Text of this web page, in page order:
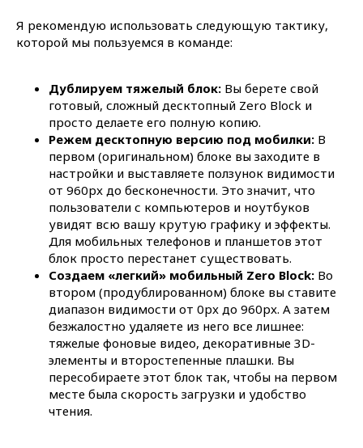
Я рекомендую использовать следующую тактику,
которой мы пользуемся в команде:
Дублируем тяжелый блок: Вы берете свой
готовый, сложный десктопный Zero Block и
просто делаете его полную копию.
Режем десктопную версию под мобилки: В
первом (оригинальном) блоке вы заходите в
настройки и выставляете ползунок видимости
от 960px до бесконечности. Это значит, что
пользователи с компьютеров и ноутбуков
увидят всю вашу крутую графику и эффекты.
Для мобильных телефонов и планшетов этот
блок просто перестанет существовать.
Создаем «легкий» мобильный Zero Block: Во
втором (продублированном) блоке вы ставите
диапазон видимости от 0px до 960px. А затем
безжалостно удаляете из него все лишнее:
тяжелые фоновые видео, декоративные 3D-
элементы и второстепенные плашки. Вы
пересобираете этот блок так, чтобы на первом
месте была скорость загрузки и удобство
чтения.
Напишите нам!
Рассчитаем смету и сроки
вашего проекта
Выходите из тени. Время пришло